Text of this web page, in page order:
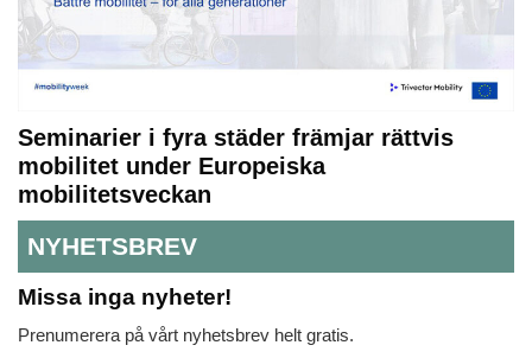
Seminarier i fyra städer främjar rättvis
mobilitet under Europeiska
mobilitetsveckan
NYHETSBREV
Missa inga nyheter!
Prenumerera på vårt nyhetsbrev helt gratis.